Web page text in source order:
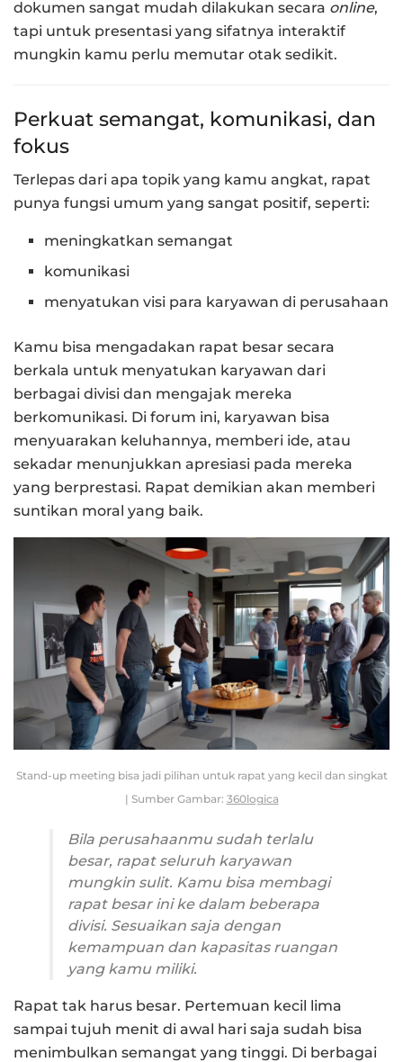
dokumen sangat mudah dilakukan secara online,
tapi untuk presentasi yang sifatnya interaktif
mungkin kamu perlu memutar otak sedikit.
Perkuat semangat, komunikasi, dan
fokus
Terlepas dari apa topik yang kamu angkat, rapat
punya fungsi umum yang sangat positif, seperti:
meningkatkan semangat
komunikasi
menyatukan visi para karyawan di perusahaan
Kamu bisa mengadakan rapat besar secara
berkala untuk menyatukan karyawan dari
berbagai divisi dan mengajak mereka
berkomunikasi. Di forum ini, karyawan bisa
menyuarakan keluhannya, memberi ide, atau
sekadar menunjukkan apresiasi pada mereka
yang berprestasi. Rapat demikian akan memberi
suntikan moral yang baik.
Stand-up meeting bisa jadi pilihan untuk rapat yang kecil dan singkat
| Sumber Gambar: 360logica
Bila perusahaanmu sudah terlalu
besar, rapat seluruh karyawan
mungkin sulit. Kamu bisa membagi
rapat besar ini ke dalam beberapa
divisi. Sesuaikan saja dengan
kemampuan dan kapasitas ruangan
yang kamu miliki.
Rapat tak harus besar. Pertemuan kecil lima
sampai tujuh menit di awal hari saja sudah bisa
menimbulkan semangat yang tinggi. Di berbagai